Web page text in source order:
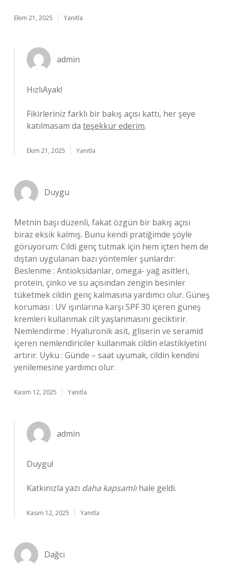
Ekim 21, 2025 Yanıtla
admin
HızlıAyak!
Fikirleriniz farklı bir bakış açısı kattı, her şeye
katılmasam da teşekkür ederim.
Ekim 21, 2025 Yanıtla
Duygu
Metnin başı düzenli, fakat özgün bir bakış açısı
biraz eksik kalmış. Bunu kendi pratiğimde şöyle
görüyorum: Cildi genç tutmak için hem içten hem de
dıştan uygulanan bazı yöntemler şunlardır:
Beslenme : Antioksidanlar, omega- yağ asitleri,
protein, çinko ve su açısından zengin besinler
tüketmek cildin genç kalmasına yardımcı olur. Güneş
koruması : UV ışınlarına karşı SPF 30 içeren güneş
kremleri kullanmak cilt yaşlanmasını geciktirir.
Nemlendirme : Hyaluronik asit, gliserin ve seramid
içeren nemlendiriciler kullanmak cildin elastikiyetini
artırır. Uyku : Günde – saat uyumak, cildin kendini
yenilemesine yardımcı olur.
Kasım 12, 2025 Yanıtla
admin
Duygu!
Katkınızla yazı daha kapsamlıhale geldi.
Kasım 12, 2025 Yanıtla
Dağcı